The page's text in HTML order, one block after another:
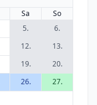
Sa
So
5.
6.
12.
13.
19.
20.
26.
27.